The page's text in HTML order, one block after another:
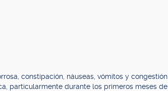
constipación, náuseas, vómitos y congestión
particularmente durante los primeros meses de